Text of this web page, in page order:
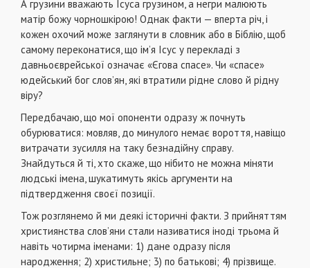
А грузини вважають Ісуса грузином, а негри малюють
матір божу чорношкірою! Однак факти — вперта річ, і
кожен охочий може заглянути в словник або в Біблію, щоб
самому переконатися, що ім’я Ісус у перекладі з
давньоєврейської означає «Єгова спасе». Чи «спасе»
юдейський бог слов’ян, які втратили рідне слово й рідну
віру?
Передбачаю, що мої опоненти одразу ж почнуть
обурюватися: мовляв, до минулого немає вороття, навіщо
витрачати зусилля на таку безнадійну справу.
Знайдуться й ті, хто скаже, що нібито не можна міняти
людські імена, шукатимуть якісь аргументи на
підтвердження своєї позиції.
Тож розглянемо й ми деякі історичні факти. З прийняттям
християнства слов’яни стали називатися іноді трьома й
навіть чотирма іменами: 1) дане одразу після
народження; 2) христильне; 3) по батькові; 4) прізвище.